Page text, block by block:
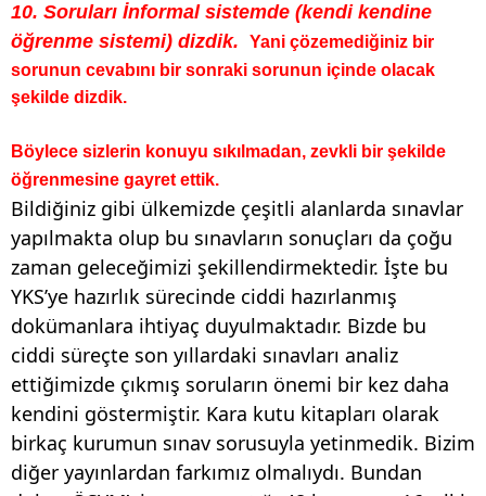
10. Soruları İnformal sistemde (kendi kendine
öğrenme sistemi) dizdik.
Yani çözemediğiniz bir
sorunun cevabını bir sonraki sorunun içinde olacak
şekilde dizdik.
Böylece sizlerin konuyu sıkılmadan, zevkli bir şekilde
öğrenmesine gayret ettik.
Bildiğiniz gibi ülkemizde çeşitli alanlarda sınavlar
yapılmakta olup bu sınavların sonuçları da çoğu
zaman geleceğimizi şekillendirmektedir. İşte bu
YKS’ye hazırlık sürecinde ciddi hazırlanmış
dokümanlara ihtiyaç duyulmaktadır. Bizde bu
ciddi süreçte son yıllardaki sınavları analiz
ettiğimizde çıkmış soruların önemi bir kez daha
kendini göstermiştir. Kara kutu kitapları olarak
birkaç kurumun sınav sorusuyla yetinmedik. Bizim
diğer yayınlardan farkımız olmalıydı. Bundan